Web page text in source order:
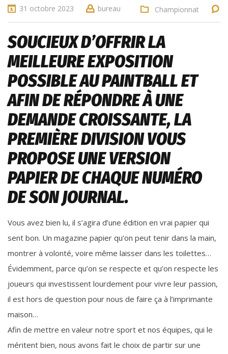
31 octobre 2023 bureau Championnat
SOUCIEUX D’OFFRIR LA
MEILLEURE EXPOSITION
POSSIBLE AU PAINTBALL ET
AFIN DE RÉPONDRE À UNE
DEMANDE CROISSANTE, LA
PREMIÈRE DIVISION VOUS
PROPOSE UNE VERSION
PAPIER DE CHAQUE NUMÉRO
DE SON JOURNAL.
Vous avez bien lu, il s’agira d’une édition en vrai papier qui
sent bon. Un magazine papier qu’on peut tenir dans la main,
montrer à volonté, voire même laisser dans les toilettes…
Évidemment, parce qu’on se respecte et qu’on respecte les
joueurs qui investissent lourdement pour vivre leur passion,
il est hors de question pour nous de faire ça à l’imprimante
maison…
Afin de mettre en valeur notre sport et nos équipes, qui le
méritent bien, nous avons fait le choix de partir sur une